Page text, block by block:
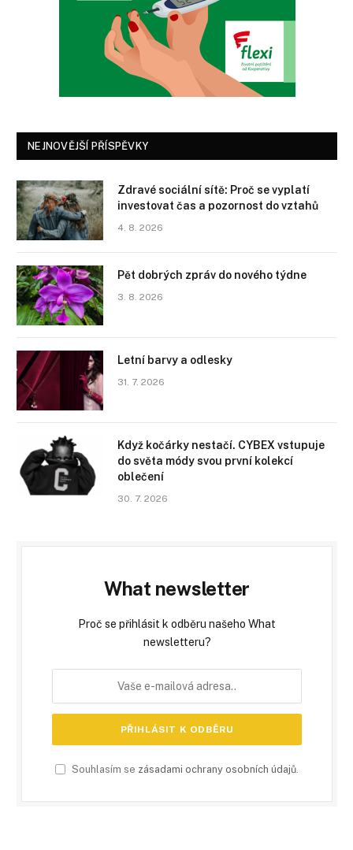
NEJNOVĚJŠÍ PŘÍSPĚVKY
Zdravé sociální sítě: Proč se vyplatí
investovat čas a pozornost do vztahů
4. 8. 2026
Pět dobrých zpráv do nového týdne
3. 8. 2026
Letní barvy a odlesky
31. 7. 2026
Když kočárky nestačí. CYBEX vstupuje
do světa módy svou první kolekcí
oblečení
30. 7. 2026
What newsletter
Proč se přihlásit k odběru našeho What
newsletteru?
Souhlasím se zásadami ochrany osobních údajů